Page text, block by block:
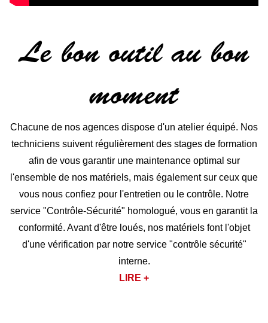
Le bon outil au bon
moment
Chacune de nos agences dispose d'un atelier équipé. Nos
techniciens suivent régulièrement des stages de formation
afin de vous garantir une maintenance optimal sur
l'ensemble de nos matériels, mais également sur ceux que
vous nous confiez pour l'entretien ou le contrôle. Notre
service "Contrôle-Sécurité" homologué, vous en garantit la
conformité. Avant d'être loués, nos matériels font l'objet
d'une vérification par notre service "contrôle sécurité"
interne.
LIRE +